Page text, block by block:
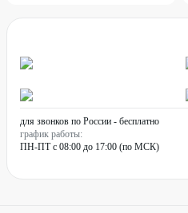
для звонков по России - бесплатно
график работы:
ПН-ПТ с 08:00 до 17:00 (по МСК)